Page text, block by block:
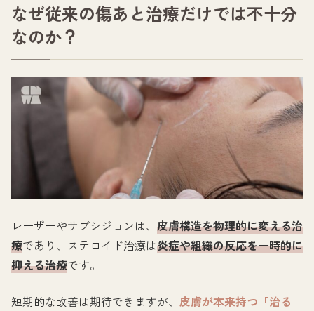
なぜ従来の傷あと治療だけでは不十分
なのか？
レーザーやサブシジョンは、 皮膚構造を物理的に変える治
療であり、ステロイド治療は炎症や組織の反応を一時的に
抑える治療です。
短期的な改善は期待できますが、 皮膚が本来持つ「治る